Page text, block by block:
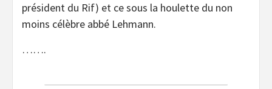
président du Rif) et ce sous la houlette du non
moins célèbre abbé Lehmann.
…….